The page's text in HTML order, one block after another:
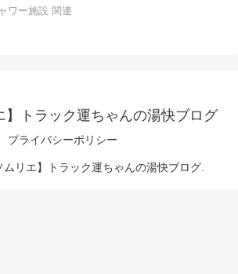
ワー施設 関連
】トラック運ちゃんの湯快ブログ
プライバシーポリシー
リエ】トラック運ちゃんの湯快ブログ.